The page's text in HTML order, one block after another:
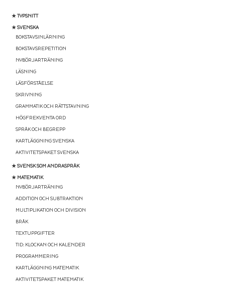
★ TYPSNITT
★ SVENSKA
BOKSTAVSINLÄRNING
BOKSTAVSREPETITION
NYBÖRJARTRÄNING
LÄSNING
LÄSFÖRSTÅELSE
SKRIVNING
GRAMMATIK OCH RÄTTSTAVNING
HÖGFREKVENTA ORD
SPRÅK OCH BEGREPP
KARTLÄGGNING SVENSKA
AKTIVITETSPAKET SVENSKA
★ SVENSK SOM ANDRASPRÅK
★ MATEMATIK
NYBÖRJARTRÄNING
ADDITION OCH SUBTRAKTION
MULTIPLIKATION OCH DIVISION
BRÅK
TEXTUPPGIFTER
TID: KLOCKAN OCH KALENDER
PROGRAMMERING
KARTLÄGGNING MATEMATIK
AKTIVITETSPAKET MATEMATIK